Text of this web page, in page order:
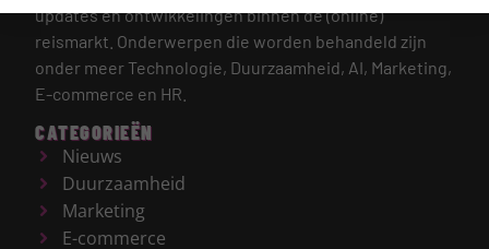
updates en ontwikkelingen binnen de (online)
reismarkt. Onderwerpen die worden behandeld zijn
onder meer Technologie, Duurzaamheid, AI, Marketing,
E-commerce en HR.
CATEGORIEËN
Nieuws
Duurzaamheid
Marketing
E-commerce